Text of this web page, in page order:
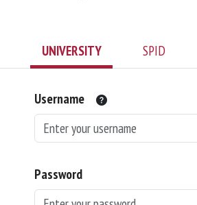
UNIVERSITY SPID
Username
Password